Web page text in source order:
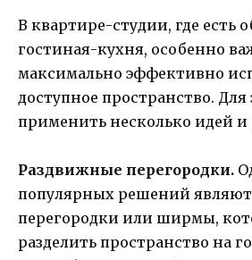
В квартире-студии, где есть
гостиная-кухня, особенно
максимально эффективно
доступное пространство.
применить несколько идей
Раздвижные перегородки.
популярных решений
перегородки или ширмы,
разделить пространство на